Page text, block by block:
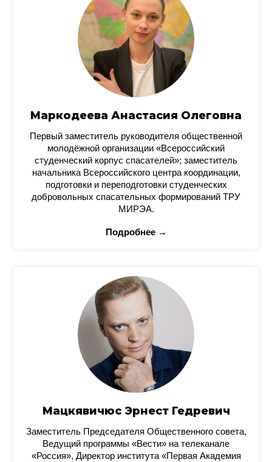
Маркодеева Анастасия Олеговна
Первый заместитель руководителя общественной
молодёжной организации «Всероссийский
студенческий корпус спасателей»; заместитель
начальника Всероссийского центра координации,
подготовки и переподготовки студенческих
добровольных спасательных формирований ТРУ
МИРЭА.
Подробнее →
Мацкявичюс Эрнест Гедревич
Заместитель Председателя Общественного совета,
Ведущий программы «Вести» на телеканале
«Россия», Директор института «Первая Академия